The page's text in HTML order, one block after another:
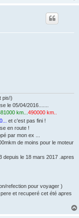
pis!)
le 05/04/2016.......
km... 490000 km..
et c'est pas fini !
en route !
par mon ex ...
de moins pour le moteur
depuis le 18 mars 2017 .apres
refection pour voyager )
et recuperé cet été apres